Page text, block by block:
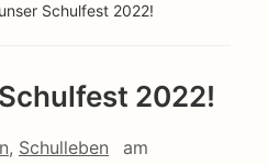
Schulfest 2022!
2022!
, Schulleben am